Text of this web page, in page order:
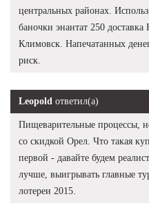
центральных районах.
баночки энантат 250
Климовск. Напечатанных
риск.
Leopold ответил(а)
Пищеварительные процессы,
со скидкой Орел. Что такая
первой - давайте будем
лучше, выигрывать главные
лотереи 2015.